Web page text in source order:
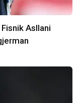
Asllani